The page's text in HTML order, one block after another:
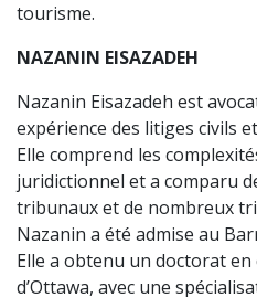
tourisme.
NAZANIN EISAZADEH
Nazanin Eisazadeh est
expérience des litiges civils
Elle comprend les
juridictionnel et a comparu
tribunaux et de nombreux
Nazanin a été admise au
Elle a obtenu un doctorat en
d’Ottawa, avec une